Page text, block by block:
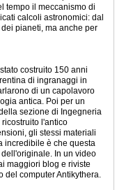
tempo il meccanismo di
calcoli astronomici: dal
pianeti, ma anche per
costruito 150 anni
di ingranaggi in
di un capolavoro
antica. Poi per un
sezione di Ingegneria
l'antico
gli stessi materiali
incredibile è che questa
In un video
maggiori blog e riviste
del computer Antikythera.